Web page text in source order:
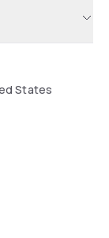
States